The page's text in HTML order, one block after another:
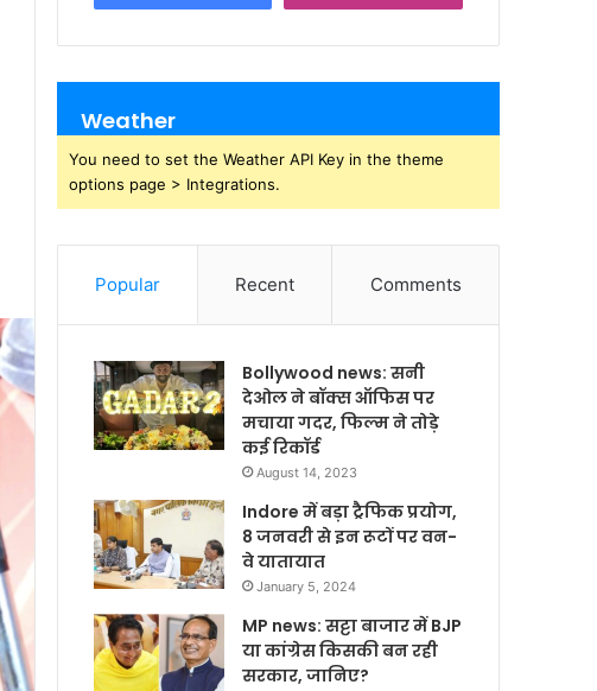
Weather
You need to set the Weather API Key in the theme
options page > Integrations.
Popular Recent Comments
Bollywood news: सनी
देओल ने बॉक्स ऑफिस पर
मचाया गदर, फिल्म ने तोड़े
कई रिकॉर्ड
August 14, 2023
Indore में बड़ा ट्रैफिक प्रयोग,
8 जनवरी से इन रूटों पर वन-
वे यातायात
January 5, 2024
MP news: सट्टा बाजार में BJP
या कांग्रेस किसकी बन रही
सरकार, जानिए?